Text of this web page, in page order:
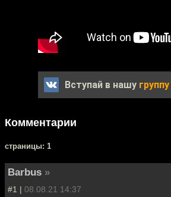
Вступай в нашу
Комментарии
cтраницы: 1
Barbus »
#1 | 08.08.21 14:37